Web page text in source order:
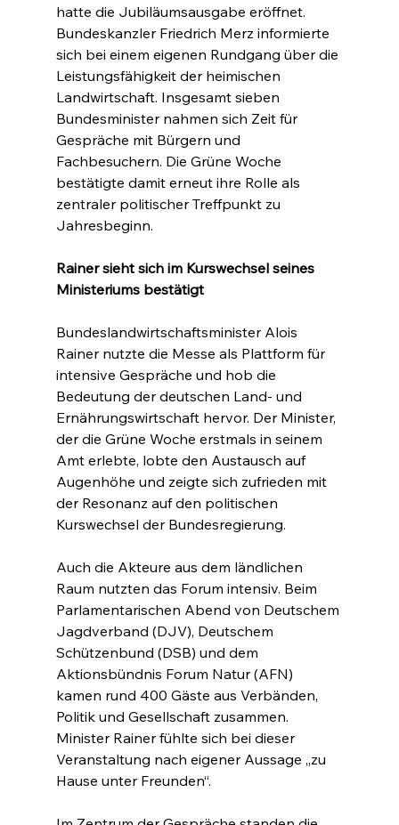
hatte die Jubiläumsausgabe eröffnet.
Bundeskanzler Friedrich Merz informierte
sich bei einem eigenen Rundgang über die
Leistungsfähigkeit der heimischen
Landwirtschaft. Insgesamt sieben
Bundesminister nahmen sich Zeit für
Gespräche mit Bürgern und
Fachbesuchern. Die Grüne Woche
bestätigte damit erneut ihre Rolle als
zentraler politischer Treffpunkt zu
Jahresbeginn.
Rainer sieht sich im Kurswechsel seines
Ministeriums bestätigt
Bundeslandwirtschaftsminister Alois
Rainer nutzte die Messe als Plattform für
intensive Gespräche und hob die
Bedeutung der deutschen Land- und
Ernährungswirtschaft hervor. Der Minister,
der die Grüne Woche erstmals in seinem
Amt erlebte, lobte den Austausch auf
Augenhöhe und zeigte sich zufrieden mit
der Resonanz auf den politischen
Kurswechsel der Bundesregierung.
Auch die Akteure aus dem ländlichen
Raum nutzten das Forum intensiv. Beim
Parlamentarischen Abend von Deutschem
Jagdverband (DJV), Deutschem
Schützenbund (DSB) und dem
Aktionsbündnis Forum Natur (AFN)
kamen rund 400 Gäste aus Verbänden,
Politik und Gesellschaft zusammen.
Minister Rainer fühlte sich bei dieser
Veranstaltung nach eigener Aussage „zu
Hause unter Freunden“.